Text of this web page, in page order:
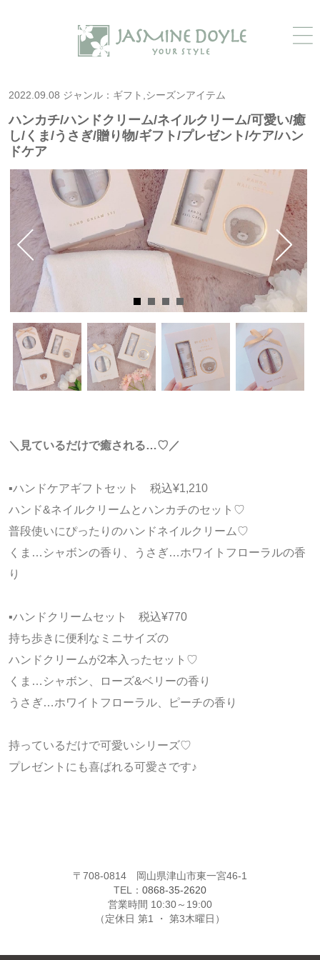
2022.09.08 ジャンル：ギフト,シーズンアイテム
ハンカチ/ハンドクリーム/ネイルクリーム/可愛い/癒
し/くま/うさぎ/贈り物/ギフト/プレゼント/ケア/ハン
ドケア
＼見ているだけで癒される…♡／
▪️ハンドケアギフトセット 税込¥1,210
ハンド&ネイルクリームとハンカチのセット♡
普段使いにぴったりのハンドネイルクリーム♡
くま…シャボンの香り、うさぎ…ホワイトフローラルの香
り
▪️ハンドクリームセット 税込¥770
持ち歩きに便利なミニサイズの
ハンドクリームが2本入ったセット♡
くま…シャボン、ローズ&ベリーの香り
うさぎ…ホワイトフローラル、ピーチの香り
持っているだけで可愛いシリーズ♡
プレゼントにも喜ばれる可愛さです♪
〒708-0814 岡山県津山市東一宮46-1
TEL： 0868-35-2620
営業時間 10:30～19:00
（定休日 第1 ・ 第3木曜日）